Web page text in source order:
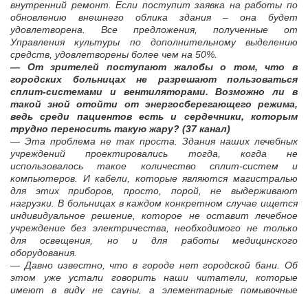
внутренний ремонт. Если поступит заявка на работы по
обновлению внешнего облика здания – она будет
удовлетворена. Все предложения, полученные от
Управления культуры по дополнительному выделению
средств, удовлетворены более чем на 50%.
— От зрителей поступают жалобы о том, что в
городских больницах не разрешают пользоваться
сплит-системами и вентиляторами. Возможно ли в
такой зной отойти от энергосберегающего режима,
ведь среди пациентов есть и сердечники, которым
трудно переносить такую жару? (37 канал)
— Эта проблема не так проста. Здания наших лечебных
учреждений проектировались тогда, когда не
использовалось такое количество сплит-систем и
компьютеров. И кабели, которые являются магистралью
для этих приборов, просто, порой, не выдерживают
нагрузки. В больницах в каждом конкретном случае ищется
индивидуальное решение, которое не оставит лечебное
учреждение без электричества, необходимого не только
для освещения, но и для работы медицинского
оборудования.
— Давно известно, что в городе нет городской бани. Об
этом уже устали говорить наши читатели, которые
имеют в виду не сауны, а элементарные помывочные